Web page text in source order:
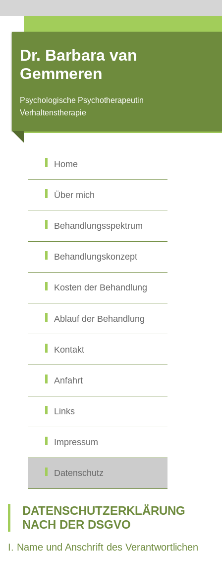
Dr. Barbara van
Gemmeren
Psychologische Psychotherapeutin
Verhaltenstherapie
Home
Über mich
Behandlungsspektrum
Behandlungskonzept
Kosten der Behandlung
Ablauf der Behandlung
Kontakt
Anfahrt
Links
Impressum
Datenschutz
DATENSCHUTZERKLÄRUNG
NACH DER DSGVO
I. Name und Anschrift des Verantwortlichen